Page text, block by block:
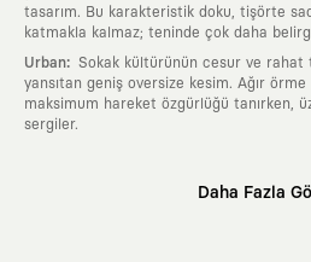
tasarım. Bu karakteristik doku, tişörte
katmakla kalmaz; teninde çok daha
Urban: Sokak kültürünün cesur ve rahat
yansıtan geniş oversize kesim. Ağır örme
maksimum hareket özgürlüğü tanırken,
sergiler.
Daha Fazla